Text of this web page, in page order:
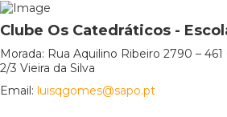
Clube Os Catedráticos -
Morada: Rua Aquilino Ribeiro 2790 –
2/3 Vieira da Silva
Email: luisqgomes@sapo.pt